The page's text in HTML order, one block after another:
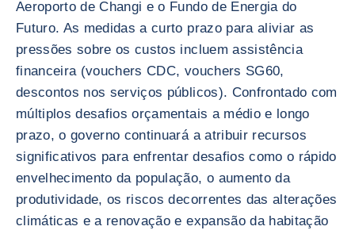
Aeroporto de Changi e o Fundo de Energia do
Futuro. As medidas a curto prazo para aliviar as
pressões sobre os custos incluem assistência
financeira (vouchers CDC, vouchers SG60,
descontos nos serviços públicos). Confrontado com
múltiplos desafios orçamentais a médio e longo
prazo, o governo continuará a atribuir recursos
significativos para enfrentar desafios como o rápido
envelhecimento da população, o aumento da
produtividade, os riscos decorrentes das alterações
climáticas e a renovação e expansão da habitação